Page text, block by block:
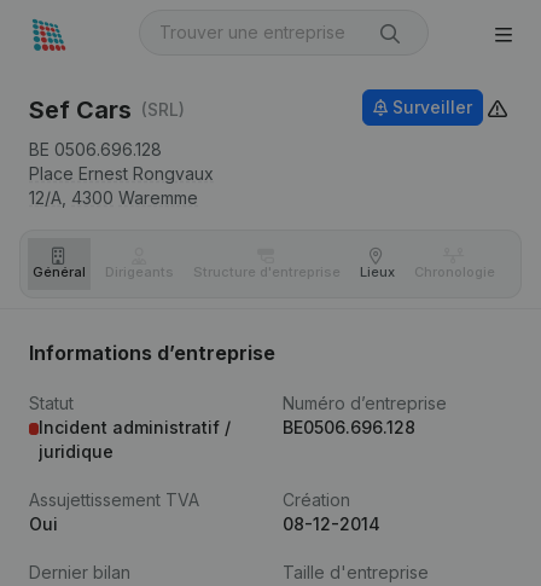
Sef Cars (SRL)
BE 0506.696.128
Place Ernest Rongvaux
12/A, 4300 Waremme
Surveiller
Général Dirigeants Structure d'entreprise Lieux Chronologie
Informations d’entreprise
Statut
Incident administratif /
juridique
Numéro d’entreprise
BE0506.696.128
Assujettissement TVA
Oui
Création
08-12-2014
Dernier bilan
Taille d'entreprise